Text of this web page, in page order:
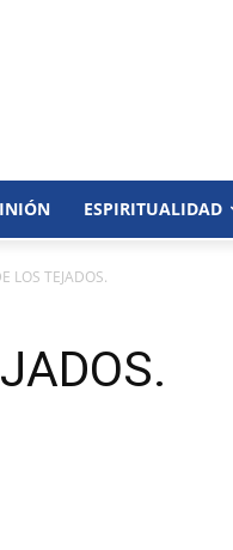
ESPIRITUALIDAD
LOS TEJADOS.